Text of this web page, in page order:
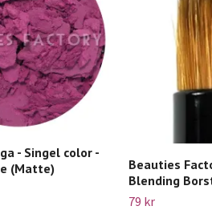
- Singel color -
(Matte)
Beauties
Blending
79 kr